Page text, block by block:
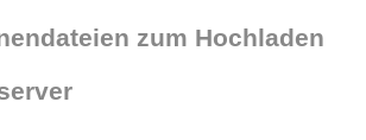
zum Hochladen